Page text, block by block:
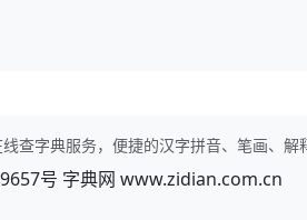
查字典服务，便捷的汉字拼音、笔画、解
号 字典网 www.zidian.com.cn